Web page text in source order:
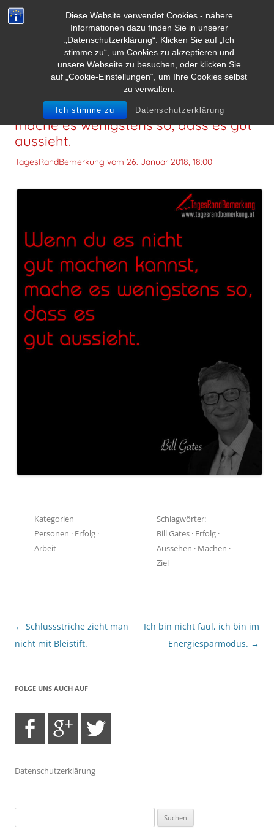
Diese Website verwendet Cookies - nähere
Informationen dazu finden Sie in unserer
„Datenschutzerklärung“. Klicken Sie auf „Ich
stimme zu“, um Cookies zu akzeptieren und
unsere Webseite zu besuchen, oder klicken Sie
auf „Cookie-Einstellungen“, um Ihre Cookies selbst
zu verwalten.
Ich stimme zu Datenschutzerklärung
Wenn du es nicht gut machen kannst,
mache es wenigstens so, dass es gut
aussieht.
TagesRandBemerkung vom 26. Januar 2018, 18:00
Kategorien
Personen · Erfolg ·
Arbeit
Schlagwörter:
Bill Gates · Erfolg ·
Aussehen · Machen ·
Ziel
Beitragsnavigation
← Schlussstriche zieht man
nicht mit Bleistift.
Ich bin nicht faul, ich bin im
Energiesparmodus. →
FOLGE UNS AUCH AUF
Datenschutzerklärung
nach: